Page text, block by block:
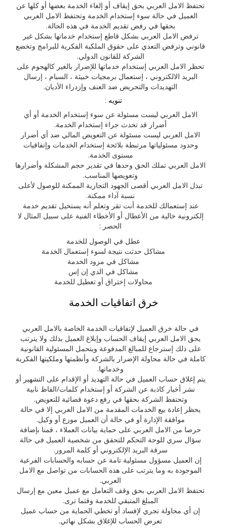
تحتفظ الامل العربي بحق إيقاف أو إلغاء الخدمة بعضها أو كلها عن
العميل في حالة سوء إستخدام الخدمة وتحتفظ الامل العربي
بحقها في رفض تقديم الخدمة في هذه الحالة.
ترفض الامل العربي بشكل قاطع إستخدام خدماتها بشكل غير
قانوني وترفض التعدي على حقوق الملكية الفكرية للبرامج وتخضع
الشركة للقانون الدولي.
تحظر الامل العربي إستخدام خدماتها للإضرار بالغير كالهجوم على
البريد الالكتروني ، إستعمال برمجيات خبيثة ، السبام ، إرسال
التهديدات والتحريض ضد العنف وإزدراء الأديان.
تنويه :
الامل العربي ليست مسئولة عن سوء إستخدام الخدمة أو أي
أضرار قد تحدث جراء إستخدام الخدمة.
الامل العربي ليست مسئولة عن التعويض المالي ضد أي أضرار
وحدود مسئولياتها مرتبطة بلائحة إستخدام الخدمات وإتفاقيات
مستوى الخدمة.
الامل العربي تملك الحق وحدها في تقدير حجم المشكلة وأضرارها
وتعويضها المناسب.
تبذل الامل العربي أقصى الجهود التجارية الممكنة للوصول لأعلى
نسبة آداء ممكنة.
عند إستعمالك للخدمة أنت تقر وتعلم أنه يستحيل تقديم خدمة
إلكترونية خالية من الأعطال أو الأخطاء الفنية على سبيل المثال لا
الحصر :
عطل في الوصول للخدمة
مشاكل حدثت نتيجة لسوء إستعمال الخدمة
مشاكل في مزود الخدمة
مشاكل في الدي إن إس
محاولات إختراق أو تعطيل للخدمة
خرق اتفاقيات الخدمة
في حالة خرق العميل لإتفاقيات الخدمة الخاصة بالامل العربي
يحق الامل العربي إيقاف الحساب وإبلاغ العميل بذلك ولا يترتب
على ذلك إسترجاع للمبالغ المدفوعة ويتحمل المسئولية القانونية
كاملة في حالة محاولة الإضرار بالشركة وأنظمتها وملكيتها الفكرية
وخدماتها.
يتم إغلاق حساب العميل في حالة التهديد أو الإقدام على التشهير أو
نشر أخبار كاذبة عن الشركة أو إستخدام كلمات/الفاظ نابية
وتحتفظ الشركة بحقها في رفع دعوة قضائية للتعويض.
يحظر إعادة بيع الخدمات المقدمة من الامل العربي إلا في حالة
موافقة الإدارة أو في حالة أن العميل موزع أو وكيل.
حرصا من الامل العربي على حماية بيانات العملاء ، قمنا بإضافة
سؤال سري للوحة التحكم للتحقق من شخصية العميل في حالة
سرقة البريد الإلكتروني أو كلمة المرور.
إن العميل مسؤول مسئولية تامة عن حسابه والحسابات الفرعية
الموجودة به وما يترتب على هذه الحسابات من تواصل مع الامل
العربي.
تحتفظ الامل العربي بحق وقف التعامل مع عميل معين مع إرسال
المبلغ المتبقي للخدمة وقتما ترى.
إن أي محاولة تجري لإفساد أو تخطي الحماية من حساب عميل
تعرض الحساب للإغلاق بشكل نهائي.